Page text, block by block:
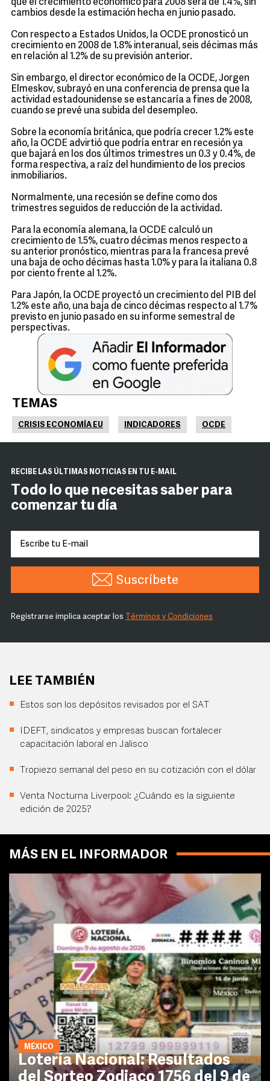
que el crecimiento económico para 2008 será de 1.4%, sin
cambios desde la estimación hecha en junio pasado.
Con respecto a Estados Unidos, la OCDE pronosticó un
crecimiento en 2008 de 1.8% interanual, seis décimas más
en relación al 1.2% de su previsión anterior.
Sin embargo, el director económico de la OCDE, Jorgen
Elmeskov, subrayó en una conferencia de prensa que la
actividad estadounidense se estancaría a fines de 2008,
cuando se prevé una subida del desempleo.
Sobre la economía británica, que podría crecer 1.2% este
año, la OCDE advirtió que podría entrar en recesión ya
que bajará en los dos últimos trimestres un 0.3 y 0.4%, de
forma respectiva, a raíz del hundimiento de los precios
inmobiliarios.
Normalmente, una recesión se define como dos
trimestres seguidos de reducción de la actividad.
Para la economía alemana, la OCDE calculó un
crecimiento de 1.5%, cuatro décimas menos respecto a
su anterior pronóstico, mientras para la francesa prevé
una baja de ocho décimas hasta 1.0% y para la italiana 0.8
por ciento frente al 1.2%.
Para Japón, la OCDE proyectó un crecimiento del PIB del
1.2% este año, una baja de cinco décimas respecto al 1.7%
previsto en junio pasado en su informe semestral de
perspectivas.
TEMAS
CRISIS ECONOMÍA EU INDICADORES OCDE
RECIBE LAS ÚLTIMAS NOTICIAS EN TU E-MAIL
Todo lo que necesitas saber para
comenzar tu día
Suscríbete
Registrarse implica aceptar los Términos y Condiciones
LEE TAMBIÉN
Estos son los depósitos revisados por el SAT
IDEFT, sindicatos y empresas buscan fortalecer
capacitación laboral en Jalisco
Tropiezo semanal del peso en su cotización con el dólar
Venta Nocturna Liverpool: ¿Cuándo es la siguiente
edición de 2025?
MÁS EN EL INFORMADOR
MÉXICO
Lotería Nacional: Resultados